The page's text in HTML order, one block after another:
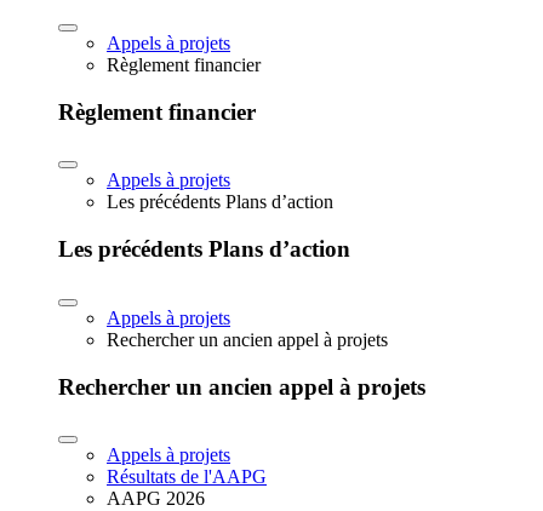
Appels à projets
Règlement financier
Règlement financier
Appels à projets
Les précédents Plans d’action
Les précédents Plans d’action
Appels à projets
Rechercher un ancien appel à projets
Rechercher un ancien appel à projets
Appels à projets
Résultats de l'AAPG
AAPG 2026